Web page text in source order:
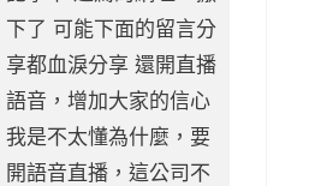
下了 可能下面的留言分
享都血淚分享 還開直播
語音，增加大家的信心
我是不太懂為什麼，要
開語音直播，這公司不